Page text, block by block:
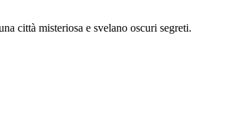
città misteriosa e svelano oscuri segreti.